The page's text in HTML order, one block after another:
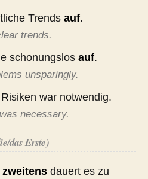
Trends auf.
trends.
schonungslos auf.
unsparingly.
war notwendig.
necessary.
das Erste)
zweitens dauert es zu